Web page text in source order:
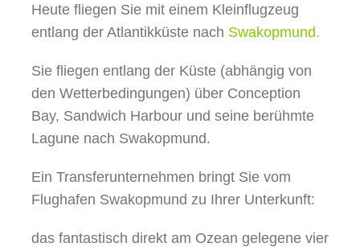
Heute fliegen Sie mit einem Kleinflugzeug
entlang der Atlantikküste nach Swakopmund.
Sie fliegen entlang der Küste (abhängig von
den Wetterbedingungen) über Conception
Bay, Sandwich Harbour und seine berühmte
Lagune nach Swakopmund.
Ein Transferunternehmen bringt Sie vom
Flughafen Swakopmund zu Ihrer Unterkunft:
das fantastisch direkt am Ozean gelegene vier